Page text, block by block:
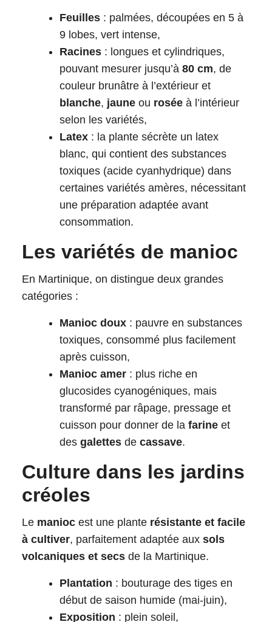
Feuilles : palmées, découpées en 5 à
9 lobes, vert intense,
Racines : longues et cylindriques,
pouvant mesurer jusqu’à 80 cm, de
couleur brunâtre à l’extérieur et
blanche, jaune ou rosée à l’intérieur
selon les variétés,
Latex : la plante sécrète un latex
blanc, qui contient des substances
toxiques (acide cyanhydrique) dans
certaines variétés amères, nécessitant
une préparation adaptée avant
consommation.
Les variétés de manioc
En Martinique, on distingue deux grandes
catégories :
Manioc doux : pauvre en substances
toxiques, consommé plus facilement
après cuisson,
Manioc amer : plus riche en
glucosides cyanogéniques, mais
transformé par râpage, pressage et
cuisson pour donner de la farine et
des galettes de cassave.
Culture dans les jardins
créoles
Le manioc est une plante résistante et facile
à cultiver, parfaitement adaptée aux sols
volcaniques et secs de la Martinique.
Plantation : bouturage des tiges en
début de saison humide (mai-juin),
Exposition : plein soleil,